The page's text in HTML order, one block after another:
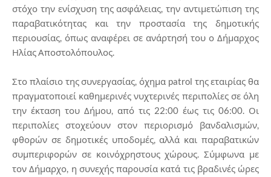
στόχο την ενίσχυση της ασφάλειας, την αντιμετώπιση της
παραβατικότητας και την προστασία της δημοτικής
περιουσίας, όπως αναφέρει σε ανάρτησή του ο Δήμαρχος
Ηλίας Αποστολόπουλος.
Στο πλαίσιο της συνεργασίας, όχημα patrol της εταιρίας θα
πραγματοποιεί καθημερινές νυχτερινές περιπολίες σε όλη
την έκταση του Δήμου, από τις 22:00 έως τις 06:00. Οι
περιπολίες στοχεύουν στον περιορισμό βανδαλισμών,
φθορών σε δημοτικές υποδομές, αλλά και παραβατικών
συμπεριφορών σε κοινόχρηστους χώρους. Σύμφωνα με
τον Δήμαρχο, η συνεχής παρουσία κατά τις βραδινές ώρες